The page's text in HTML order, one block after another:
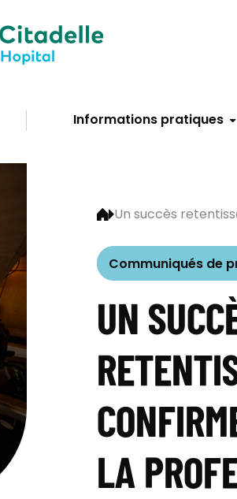
Informations pratiques
Un succès
Communiqués de
UN
LA